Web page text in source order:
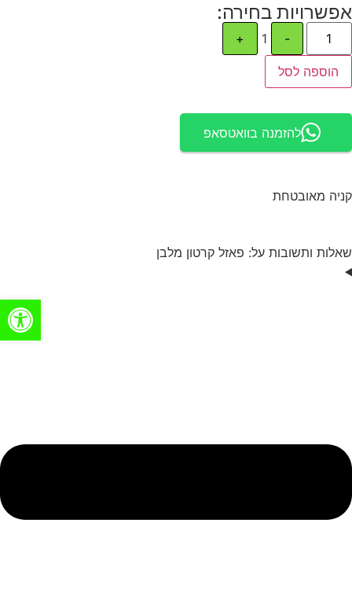
אפשרויות בחירה:
-
1
+
הוספה לסל
להזמנה בוואטסאפ
קניה מאובטחת
שאלות ותשובות על: פאזל קרטון מלבן
פתח